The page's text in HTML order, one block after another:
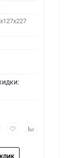
Добавить
избранное
Добавить